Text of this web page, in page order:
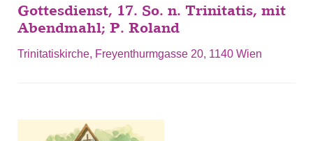
Gottesdienst, 17. So. n. Trinitatis, mit
Abendmahl; P. Roland
Trinitatiskirche, Freyenthurmgasse 20, 1140 Wien